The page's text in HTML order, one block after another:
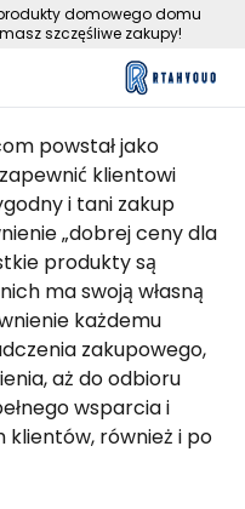
domowego domu
szczęśliwe zakupy!
powstał jako
klientowi
i tani zakup
„dobrej ceny dla
produkty są
ma swoją własną
każdemu
zakupowego,
aż do odbioru
wsparcia i
klientów, również i po